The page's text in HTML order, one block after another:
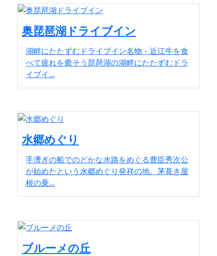
奥琵琶湖ドライブイン
湖畔にたたずむドライブイン名物・近江牛を食
べて疲れを癒そう琵琶湖の湖畔にたたずむドラ
イブイ...
水郷めぐり
手漕ぎの船でのどかな水路をめぐる豊臣秀次公
が始めたという水郷めぐり発祥の地。茅葺き屋
根の乗...
ブルーメの丘